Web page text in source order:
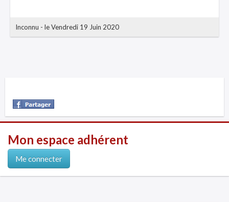
Inconnu - le Vendredi 19 Juin 2020
Mon espace adhérent
Me connecter